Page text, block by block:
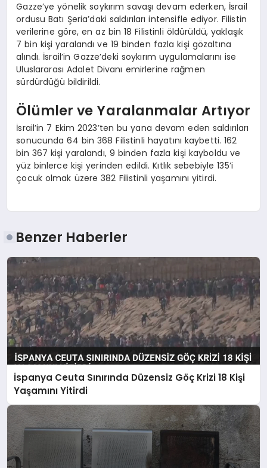
Gazze’ye yönelik soykırım savaşı devam ederken, İsrail
ordusu Batı Şeria’daki saldırıları intensifle ediyor. Filistin
verilerine göre, en az bin 18 Filistinli öldürüldü, yaklaşık
7 bin kişi yaralandı ve 19 binden fazla kişi gözaltına
alındı. İsrail’in Gazze’deki soykırım uygulamalarını ise
Uluslararası Adalet Divanı emirlerine rağmen
sürdürdüğü bildirildi.
Ölümler ve Yaralanmalar Artıyor
İsrail’in 7 Ekim 2023’ten bu yana devam eden saldırıları
sonucunda 64 bin 368 Filistinli hayatını kaybetti. 162
bin 367 kişi yaralandı, 9 binden fazla kişi kayboldu ve
yüz binlerce kişi yerinden edildi. Kıtlık sebebiyle 135’i
çocuk olmak üzere 382 Filistinli yaşamını yitirdi.
Benzer Haberler
İspanya Ceuta Sınırında Düzensiz Göç Krizi 18 Kişi
Yaşamını Yitirdi